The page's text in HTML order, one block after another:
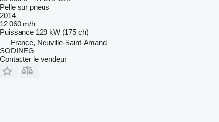
Pelle sur pneus
2014
12 060 m/h
Puissance 129 kW (175 ch)
France, Neuville-Saint-Amand
SODINEG
Contacter le vendeur